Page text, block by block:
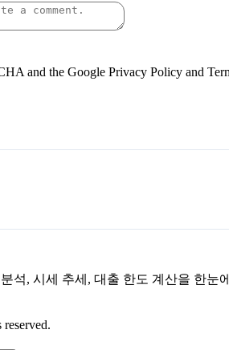
and the Google Privacy Policy and
석, 시세 추세, 대출 한도 계산을 한눈